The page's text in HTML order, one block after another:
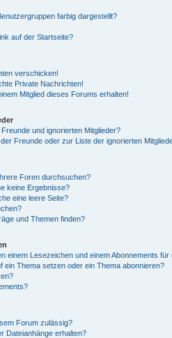
farbig dargestellt?
auf der Startseite?
verschicken!
Private Nachrichten!
Mitglied dieses Forums erhalten!
und ignorierten Mitglieder?
Freunde oder zur Liste der ignorierten
Foren durchsuchen?
keine Ergebnisse?
eine leere Seite?
und Themen finden?
einem Lesezeichen und einem Abonnements
ein Thema setzen oder ein Thema abonnieren?
Forum zulässig?
Dateianhänge erhalten?